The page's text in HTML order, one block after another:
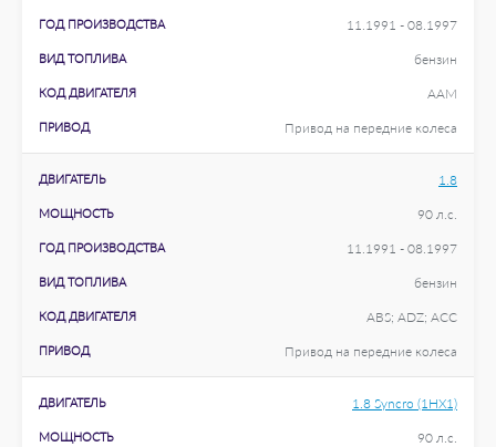
ГОД ПРОИЗВОДСТВА 11.1991 - 08.1997
ВИД ТОПЛИВА бензин
КОД ДВИГАТЕЛЯ AAM
ПРИВОД Привод на передние колеса
ДВИГАТЕЛЬ 1.8
МОЩНОСТЬ 90 л.с.
ГОД ПРОИЗВОДСТВА 11.1991 - 08.1997
ВИД ТОПЛИВА бензин
КОД ДВИГАТЕЛЯ ABS; ADZ; ACC
ПРИВОД Привод на передние колеса
ДВИГАТЕЛЬ 1.8 Syncro (1HX1)
МОЩНОСТЬ 90 л.с.